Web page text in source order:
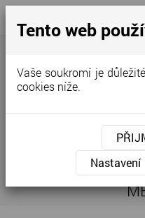
+420
298
640
Tento web
Vaše soukromí je
cookies níže.
Nastavení